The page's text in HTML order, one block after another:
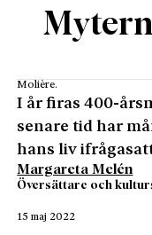
Molière.
I år firas 400-
senare tid har
hans liv
Margareta Melén
Översättare och
15 maj 2022